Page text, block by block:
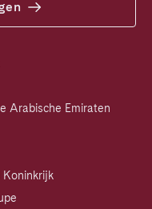
Arabische Emiraten
Koninkrijk